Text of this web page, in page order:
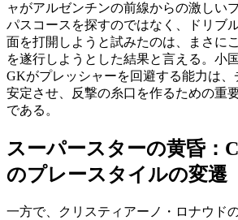
ャがアルゼンチンの前線からの激しい
パスコースを探すのではなく、ドリブ
面を打開しようと試みたのは、まさに
を遂行しようとした結果と言える。小
GKがプレッシャーを回避する能力は
安定させ、反撃の糸口を作るための重
である。
スーパースターの黄昏：
のプレースタイルの変遷
一方で、クリスティアーノ・ロナウド